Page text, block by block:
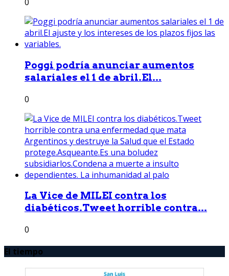
Poggi podría anunciar aumentos
salariales el 1 de abril.El...
0
La Vice de MILEI contra los
diabéticos.Tweet horrible contra...
0
El tiempo